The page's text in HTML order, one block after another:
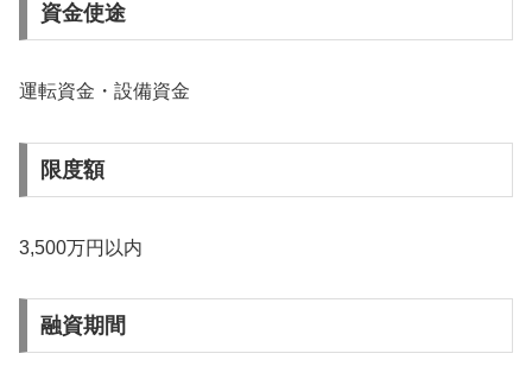
資金使途
運転資金・設備資金
限度額
3,500万円以内
融資期間